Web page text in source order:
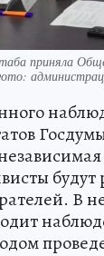
приняла
будут
В